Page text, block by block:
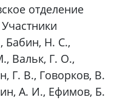
отделение
Бабин, Н. С.,
Вальк, Г. О.,
Г. В., Говорков, В.
А. И., Ефимов, Б.